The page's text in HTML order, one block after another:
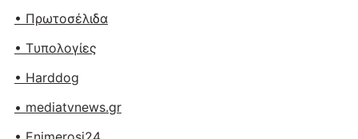
• Πρωτοσέλιδα
• Tυπολογίες
• Harddog
• mediatvnews.gr